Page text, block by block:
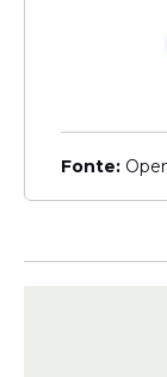
A prova do
composta
escolha,
Fonte: